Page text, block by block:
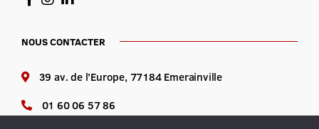
NOUS CONTACTER
39 av. de l’Europe, 77184 Emerainville
01 60 06 57 86